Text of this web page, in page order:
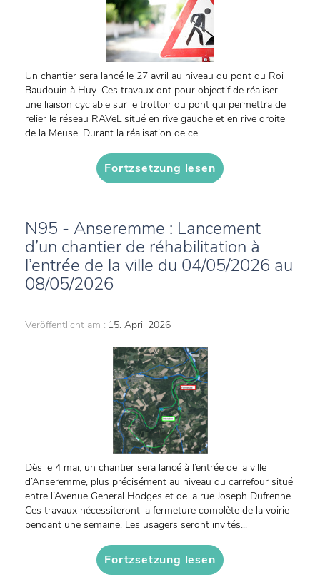
Un chantier sera lancé le 27 avril au niveau du pont du Roi
Baudouin à Huy. Ces travaux ont pour objectif de réaliser
une liaison cyclable sur le trottoir du pont qui permettra de
relier le réseau RAVeL situé en rive gauche et en rive droite
de la Meuse. Durant la réalisation de ce...
Fortzsetzung lesen
N95 - Anseremme : Lancement
d’un chantier de réhabilitation à
l’entrée de la ville du 04/05/2026 au
08/05/2026
Veröffentlicht am : 15. April 2026
Dès le 4 mai, un chantier sera lancé à l’entrée de la ville
d’Anseremme, plus précisément au niveau du carrefour situé
entre l’Avenue General Hodges et de la rue Joseph Dufrenne.
Ces travaux nécessiteront la fermeture complète de la voirie
pendant une semaine. Les usagers seront invités...
Fortzsetzung lesen